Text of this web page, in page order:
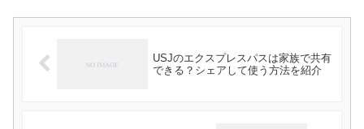
USJのエクスプレスパスは家族で共有
できる？シェアして使う方法を紹介